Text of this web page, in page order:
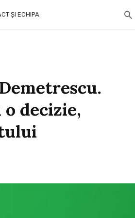
ȘI ECHIPA
decizie,